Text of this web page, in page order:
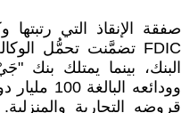
صفقة الإنقاذ التي رتبتها
البنك، بينما يمتلك
وودائعه
قروضه التجارية